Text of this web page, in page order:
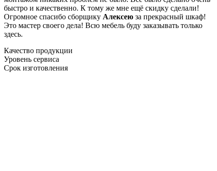
быстро и качественно. К тому же мне ещё скидку сделали!
Огромное спасибо сборщику Алексею за прекрасный шкаф!
Это мастер своего дела! Всю мебель буду заказывать только
здесь.
Качество продукции
Уровень сервиса
Срок изготовления